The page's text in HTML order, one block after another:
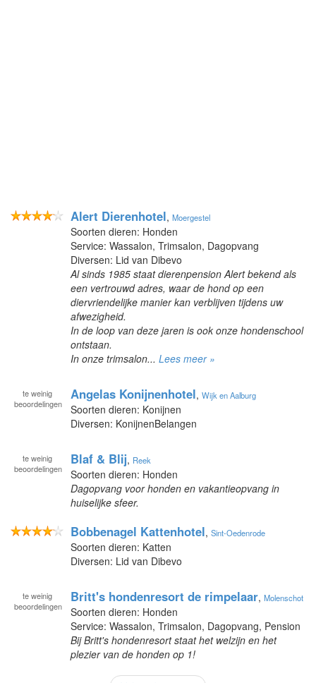
Alert Dierenhotel, Moergestel
Soorten dieren: Honden
Service: Wassalon, Trimsalon, Dagopvang
Diversen: Lid van Dibevo
Al sinds 1985 staat dierenpension Alert bekend als
een vertrouwd adres, waar de hond op een
diervriendelijke manier kan verblijven tijdens uw
afwezigheid.
In de loop van deze jaren is ook onze hondenschool
ontstaan.
In onze trimsalon... Lees meer »
te weinig
beoordelingen
Angelas Konijnenhotel, Wijk en Aalburg
Soorten dieren: Konijnen
Diversen: KonijnenBelangen
te weinig
beoordelingen
Blaf & Blij, Reek
Soorten dieren: Honden
Dagopvang voor honden en vakantieopvang in
huiselijke sfeer.
Bobbenagel Kattenhotel, Sint-Oedenrode
Soorten dieren: Katten
Diversen: Lid van Dibevo
te weinig
beoordelingen
Britt's hondenresort de rimpelaar, Molenschot
Soorten dieren: Honden
Service: Wassalon, Trimsalon, Dagopvang, Pension
Bij Britt's hondenresort staat het welzijn en het
plezier van de honden op 1!